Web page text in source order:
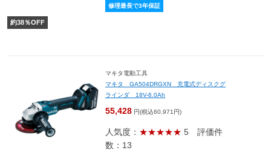
修理最長で3年保証
約38％OFF
マキタ電動工具
マキタ GA504DRGXN 充電式ディスクグ
ラインダ 18V-6.0Ah
55,428 円(税込60,971円)
人気度： ★★★★★ 5 評価件
数：13